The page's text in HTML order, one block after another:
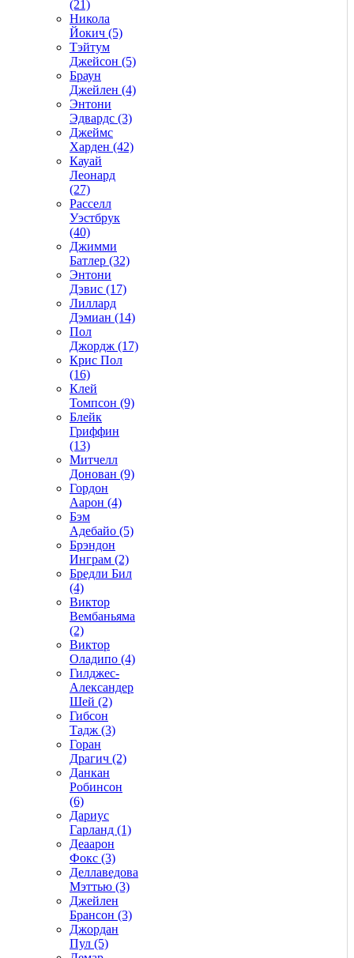
(21)
Никола
Йокич (5)
Тэйтум
Джейсон (5)
Браун
Джейлен (4)
Энтони
Эдвардс (3)
Джеймс
Харден (42)
Кауай
Леонард
(27)
Расселл
Уэстбрук
(40)
Джимми
Батлер (32)
Энтони
Дэвис (17)
Лиллард
Дэмиан (14)
Пол
Джордж (17)
Крис Пол
(16)
Клей
Томпсон (9)
Блейк
Гриффин
(13)
Митчелл
Донован (9)
Гордон
Аарон (4)
Бэм
Адебайо (5)
Брэндон
Инграм (2)
Бредли Бил
(4)
Виктор
Вембаньяма
(2)
Виктор
Оладипо (4)
Гилджес-
Александер
Шей (2)
Гибсон
Тадж (3)
Горан
Драгич (2)
Данкан
Робинсон
(6)
Дариус
Гарланд (1)
Деаарон
Фокс (3)
Деллаведова
Мэттью (3)
Джейлен
Брансон (3)
Джордан
Пул (5)